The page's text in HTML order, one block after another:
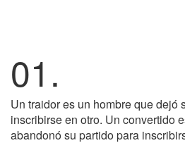
01.
Un traidor es un hombre que dejó
inscribirse en otro. Un convertido
abandonó su partido para